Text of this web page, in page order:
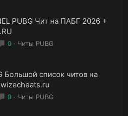
PUBG Чит на ПАБГ 2026 +
0
Читы PUBG
Большой список читов на
0
Читы PUBG